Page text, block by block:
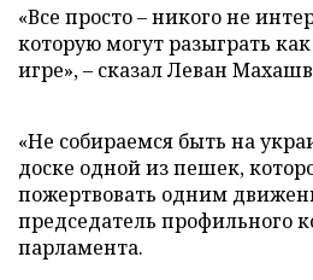
«Все просто – никого не
которую могут разыграть
игре», – сказал Леван
«Не собираемся быть на
доске одной из пешек,
пожертвовать одним
председатель профильного
парламента.